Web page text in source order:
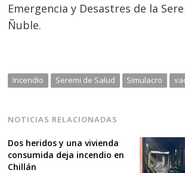
Emergencia y Desastres de la
Ñuble.
Incendio Seremi de Salud Simulacro
NOTICIAS RELACIONADAS
Dos heridos y una vivienda
consumida deja incendio en
Chillán